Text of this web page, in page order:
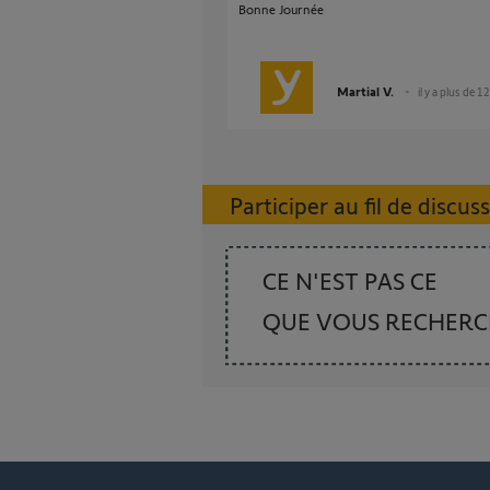
Bonne Journée
Martial V. il y a plus de
Participer au fil de
CE N'EST PAS CE
QUE VOUS